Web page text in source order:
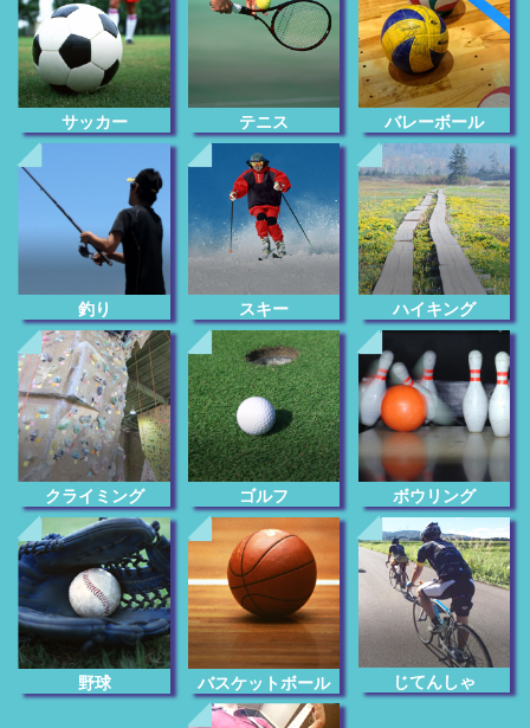
サッカー テニス バレーボール
釣り スキー ハイキング
クライミング ゴルフ ボウリング
野球 バスケットボール じてんしゃ